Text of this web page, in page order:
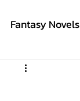
Fantasy Novels